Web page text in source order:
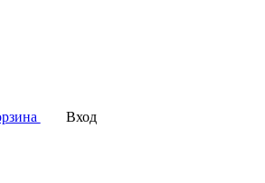
Вход